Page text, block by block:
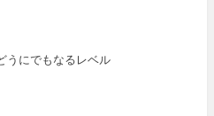
うにでもなるレベル